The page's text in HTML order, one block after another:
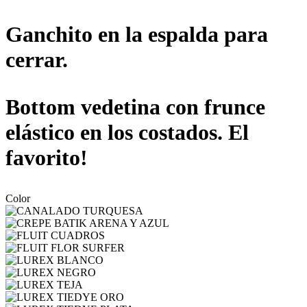
Ganchito en la espalda para
cerrar.
Bottom vedetina con frunce
elástico en los costados. El
favorito!
Color